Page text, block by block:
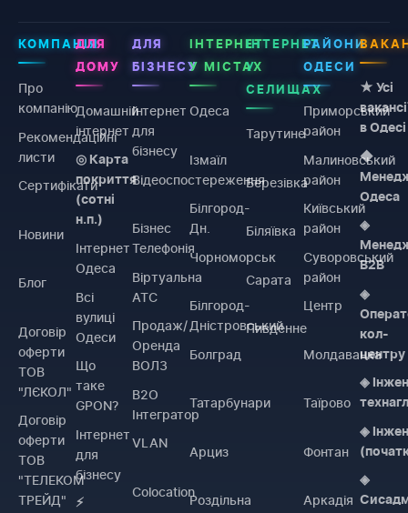
КОМПАНІЯ
Про
компанію
Рекомендаційні
листи
Сертифікати
Новини
Блог
Договiр
оферти
ТОВ
"ЛЄКОЛ"
Договiр
оферти
ТОВ
"ТЕЛЕКОМ
ТРЕЙД"
ДЛЯ
ДОМУ
Домашній
інтернет
◎ Карта
покриття
(сотні
н.п.)
Інтернет
Одеса
Всі
вулиці
Одеси
Що
таке
GPON?
Інтернет
для
бізнесу
⚡
ДЛЯ
БІЗНЕСУ
Інтернет
для
бізнесу
Відеоспостереження
Бізнес
Телефонія
Віртуальна
АТС
Продаж/
Оренда
ВОЛЗ
B2O
Інтегратор
VLAN
Colocation
ІНТЕРНЕТ
У МІСТАХ
Одеса
Ізмаїл
Білгород-
Дн.
Чорноморськ
Білгород-
Дністровський
Болград
Татарбунари
Арциз
Роздільна
ІНТЕРНЕТ
У
СЕЛИЩАХ
Тарутине
Березівка
Біляївка
Сарата
Пивденне
РАЙОНИ
ОДЕСИ
Приморський
район
Малиновський
район
Київський
район
Суворовський
район
Центр
Молдаванка
Таїрово
Фонтан
Аркадія
★ Усі
в Одесі
◆
Одеса
◈
B2B
◈
кол-
центру
◈
◈
◈